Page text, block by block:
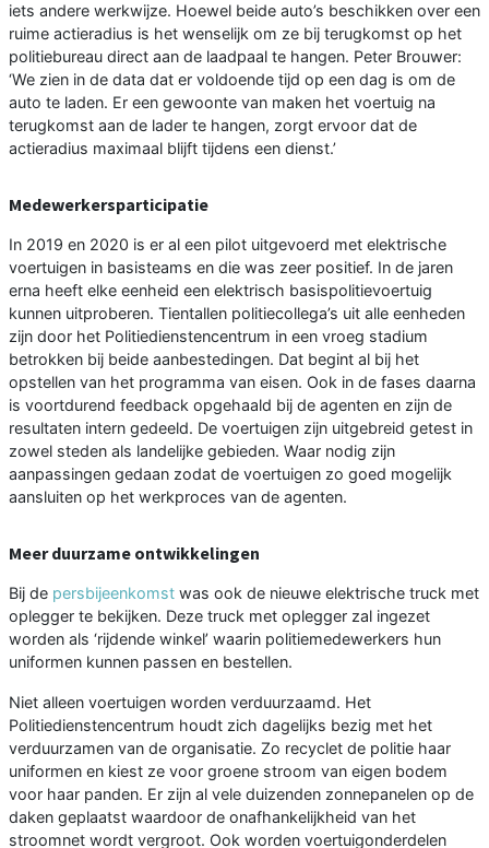
iets andere werkwijze. Hoewel beide auto’s beschikken over een
ruime actieradius is het wenselijk om ze bij terugkomst op het
politiebureau direct aan de laadpaal te hangen. Peter Brouwer:
‘We zien in de data dat er voldoende tijd op een dag is om de
auto te laden. Er een gewoonte van maken het voertuig na
terugkomst aan de lader te hangen, zorgt ervoor dat de
actieradius maximaal blijft tijdens een dienst.’
Medewerkersparticipatie
In 2019 en 2020 is er al een pilot uitgevoerd met elektrische
voertuigen in basisteams en die was zeer positief. In de jaren
erna heeft elke eenheid een elektrisch basispolitievoertuig
kunnen uitproberen. Tientallen politiecollega’s uit alle eenheden
zijn door het Politiedienstencentrum in een vroeg stadium
betrokken bij beide aanbestedingen. Dat begint al bij het
opstellen van het programma van eisen. Ook in de fases daarna
is voortdurend feedback opgehaald bij de agenten en zijn de
resultaten intern gedeeld. De voertuigen zijn uitgebreid getest in
zowel steden als landelijke gebieden. Waar nodig zijn
aanpassingen gedaan zodat de voertuigen zo goed mogelijk
aansluiten op het werkproces van de agenten.
Meer duurzame ontwikkelingen
Bij de persbijeenkomst was ook de nieuwe elektrische truck met
oplegger te bekijken. Deze truck met oplegger zal ingezet
worden als ‘rijdende winkel’ waarin politiemedewerkers hun
uniformen kunnen passen en bestellen.
Niet alleen voertuigen worden verduurzaamd. Het
Politiedienstencentrum houdt zich dagelijks bezig met het
verduurzamen van de organisatie. Zo recyclet de politie haar
uniformen en kiest ze voor groene stroom van eigen bodem
voor haar panden. Er zijn al vele duizenden zonnepanelen op de
daken geplaatst waardoor de onafhankelijkheid van het
stroomnet wordt vergroot. Ook worden voertuigonderdelen